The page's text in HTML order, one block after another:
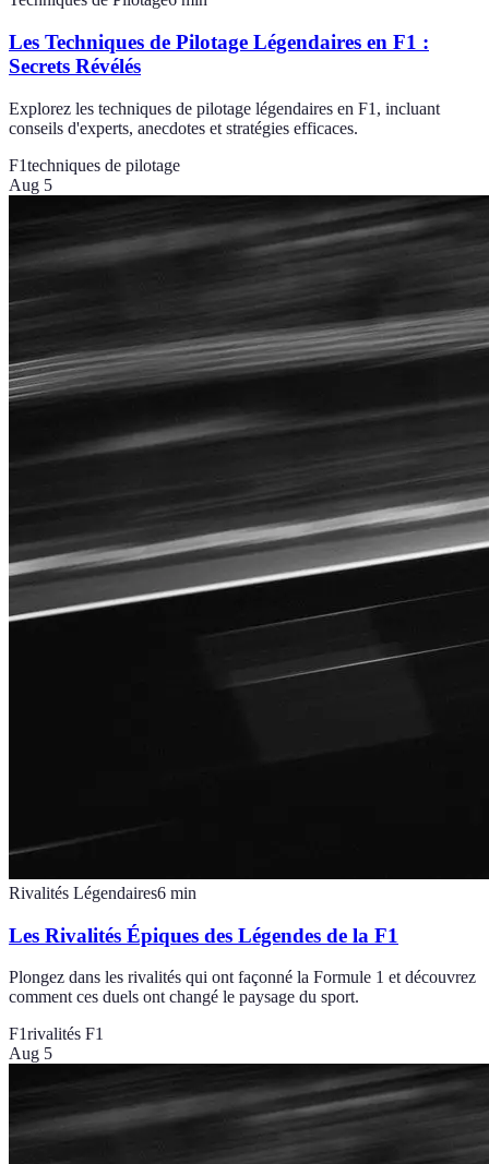
Les Techniques de Pilotage Légendaires en F1 :
Secrets Révélés
Explorez les techniques de pilotage légendaires en F1, incluant
conseils d'experts, anecdotes et stratégies efficaces.
F1techniques de pilotage
Aug 5
Rivalités Légendaires6 min
Les Rivalités Épiques des Légendes de la F1
Plongez dans les rivalités qui ont façonné la Formule 1 et découvrez
comment ces duels ont changé le paysage du sport.
F1rivalités F1
Aug 5